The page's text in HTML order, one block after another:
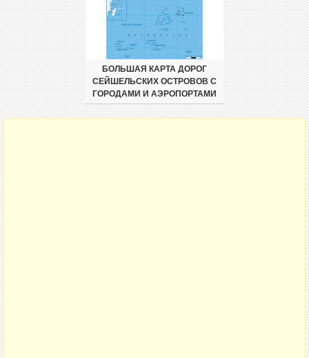
БОЛЬШАЯ КАРТА ДОРОГ
СЕЙШЕЛЬСКИХ ОСТРОВОВ С
ГОРОДАМИ И АЭРОПОРТАМИ